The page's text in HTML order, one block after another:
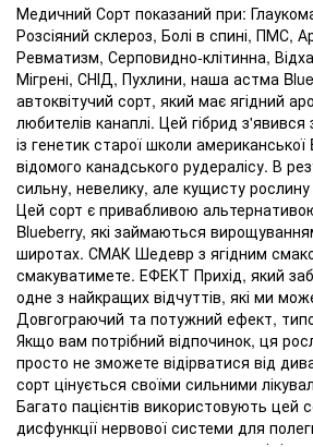
Медичний Сорт показаний при:
Розсіяний склероз, Болі в спині, ПМС,
Ревматизм, Серповидно-клітинна,
Мігрені, СНІД, Пухлини, наша астма
автоквітучий сорт, який має ягідний
любителів канаплі. Цей гібрид з'явився
із генетик старої школи
відомого канадського рудералісу. В
сильну, невелику, але кущисту
Цей сорт є привабливою
Blueberry, які займаються
широтах. СМАК Шедевр з ягідним
смакуватимете. ЕФЕКТ Прихід, який
одне з найкращих відчуттів, які ми
Довгограючий та потужний ефект,
Якщо вам потрібний відпочинок, ця
просто не зможете відірватися від
сорт цінується своїми сильними
Багато пацієнтів використовують цей
дисфункції нервової системи для